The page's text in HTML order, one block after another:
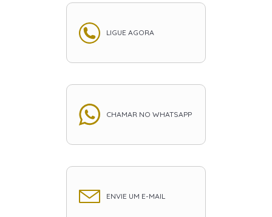
LIGUE AGORA
CHAMAR NO WHATSAPP
ENVIE UM E-MAIL